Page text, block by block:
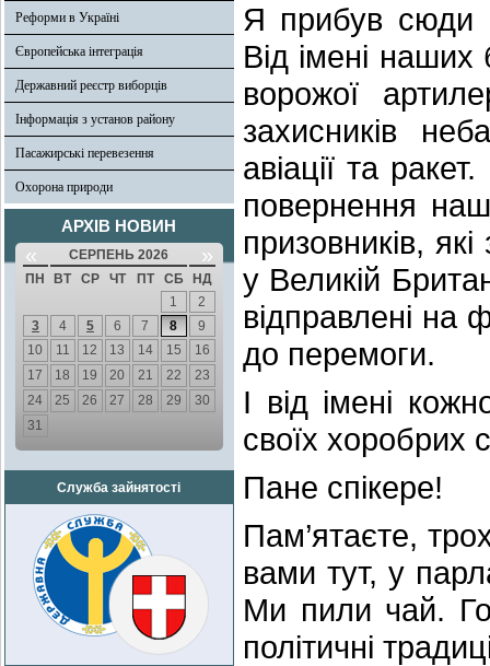
Реформи в Україні
Європейська інтеграція
Державний реєстр виборців
Інформація з установ району
Пасажирські перевезення
Охорона природи
АРХІВ НОВИН
« СЕРПЕНЬ 2026 »
ПН ВТ СР ЧТ ПТ СБ
НД
1
2
3
4 5 6 7 8
9
10
11 12 13 14 15
16
17
18 19 20 21 22
23
24
25 26 27 28 29
30
31
Служба зайнятості
Я прибув сюди
Від імені наших
ворожої
захисників
авіації та
повернення
призовників,
у Великій
відправлені на
до перемоги.
І від імені
своїх хоробрих
Пане спікере!
Пам’ятаєте,
вами тут, у
Ми пили чай.
політичні